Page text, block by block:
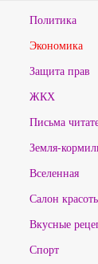
Политика
Экономика
Защита прав
ЖКХ
Письма
Земля-
Вселенная
Салон
Вкусные
Спорт